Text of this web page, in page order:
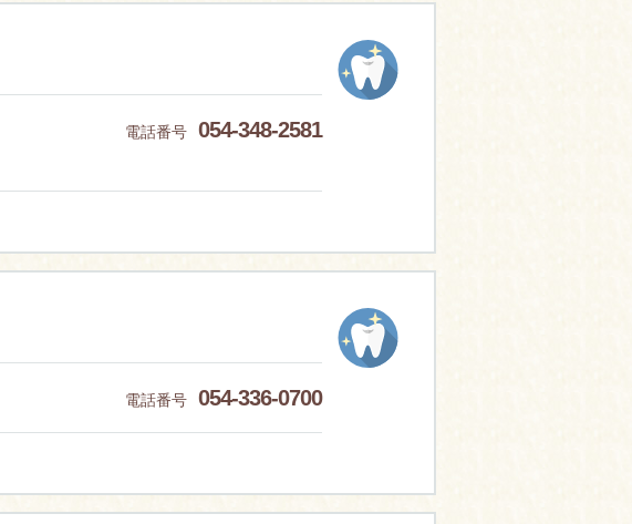
電話番号 054-348-2581
電話番号 054-336-0700